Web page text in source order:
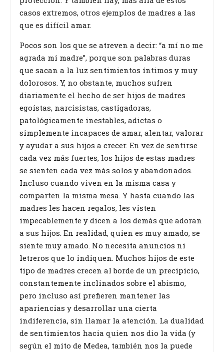
casos extremos, otros ejemplos de madres a las
que es difícil amar.
Pocos son los que se atreven a decir: “a mí no me
agrada mi madre”, porque son palabras duras
que sacan a la luz sentimientos íntimos y muy
dolorosos. Y, no obstante, muchos sufren
diariamente el hecho de ser hijos de madres
egoístas, narcisistas, castigadoras,
patológicamente inestables, adictas o
simplemente incapaces de amar, alentar, valorar
y ayudar a sus hijos a crecer. En vez de sentirse
cada vez más fuertes, los hijos de estas madres
se sienten cada vez más solos y abandonados.
Incluso cuando viven en la misma casa y
comparten la misma mesa. Y hasta cuando las
madres les hacen regalos, les visten
impecablemente y dicen a los demás que adoran
a sus hijos. En realidad, quien es muy amado, se
siente muy amado. No necesita anuncios ni
letreros que lo indiquen. Muchos hijos de este
tipo de madres crecen al borde de un precipicio,
constantemente inclinados sobre el abismo,
pero incluso así prefieren mantener las
apariencias y desarrollar una cierta
indiferencia, sin llamar la atención. La dualidad
de sentimientos hacia quien nos dio la vida (y
según el mito de Medea, también nos la puede